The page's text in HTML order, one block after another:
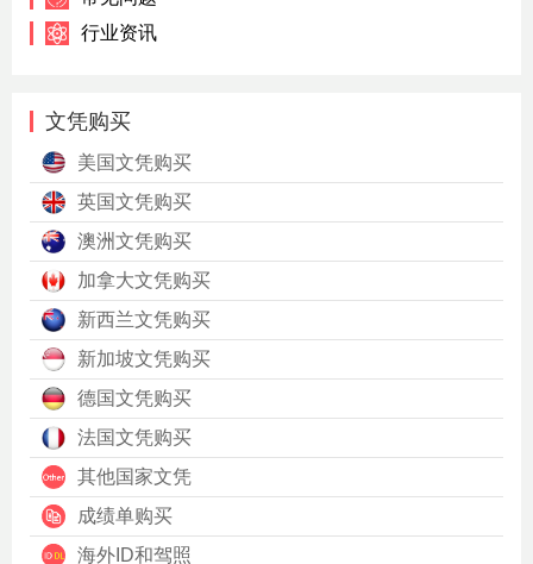
行业资讯
文凭购买
美国文凭购买
英国文凭购买
澳洲文凭购买
加拿大文凭购买
新西兰文凭购买
新加坡文凭购买
德国文凭购买
法国文凭购买
其他国家文凭
成绩单购买
海外ID和驾照